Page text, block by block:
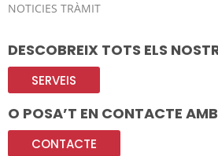
NOTICIES TRÀMIT
DESCOBREIX TOTS ELS
SERVEIS
O POSA’T EN CONTACTE
CONTACTE